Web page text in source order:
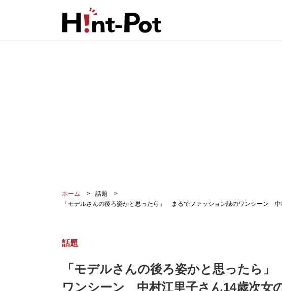
ホーム
話題
「モデルさんの後ろ姿かと思ったら」 まるでファッション誌のワンシーン
話題
「モデルさんの後ろ姿かと思ったら
ワンシーン 中村江里子さん14歳次女